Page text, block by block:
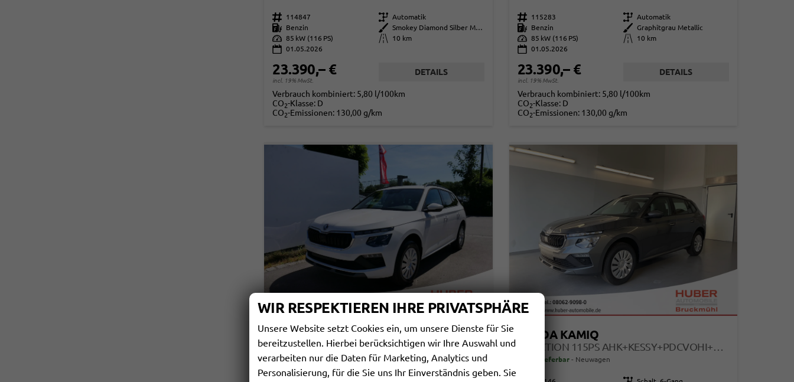
Fahrzeugnr. 114847 Getriebe Automatik
Kraftstoff
Benzin Außenfarbe
Smokey Diamond Silber Metallic
Leistung 85 kW (116 PS) Kilometerstand
10 km
01.05.2026
23.390,– €
incl. 19% MwSt.
DETAILS
Verbrauch kombiniert: 5,80 l/100km
CO2-Klasse: D
CO2-Emissionen: 130,00 g/km
Fahrzeugnr. 115283 Getriebe Automatik
Kraftstoff
Benzin Außenfarbe
Graphitgrau Metallic
Leistung 85 kW (116 PS) Kilometerstand
10 km
01.05.2026
23.390,– €
incl. 19% MwSt.
DETAILS
Verbrauch kombiniert: 5,80 l/100km
CO2-Klasse: D
CO2-Emissionen: 130,00 g/km
SKODA KAMIQ
SELECTION 1.0 TSI DSG*PDC-HINTEN*TEMPOMAT*SMARTLINK*SHZ*LED*KLIMAAUTOMATIK*
sofort lieferbar Fahrzeug mit Tageszulassung
SKODA KAMIQ
SELECTION 115PS AHK+KESSY+PDCVOHI+KAMERA+CLIMATRONIC+APPCONNECT+SITZHEIZUNG
sofort lieferbar Neuwagen
WIR RESPEKTIEREN IHRE PRIVATSPHÄRE
Unsere Website setzt Cookies ein, um unsere Dienste für Sie
bereitzustellen. Hierbei berücksichtigen wir Ihre Auswahl und
verarbeiten nur die Daten für Marketing, Analytics und
Personalisierung, für die Sie uns Ihr Einverständnis geben. Sie